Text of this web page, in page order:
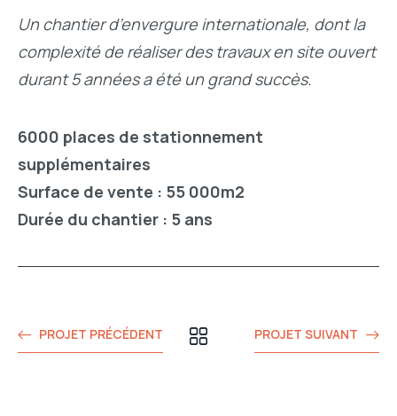
Un chantier d’envergure internationale, dont la
complexité de réaliser des travaux en site ouvert
durant 5 années a été un grand succès.
6000 places de stationnement
supplémentaires
Surface de vente : 55 000m2
Durée du chantier : 5 ans
PROJET PRÉCÉDENT PROJET SUIVANT